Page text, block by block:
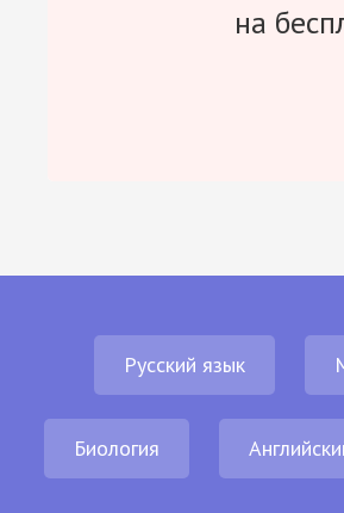
на
Русский язык
Биология